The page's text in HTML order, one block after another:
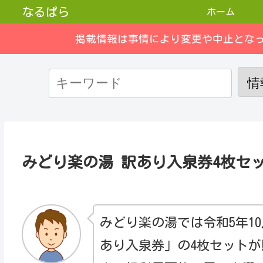
なるぱら ホーム
掲載情報は事情により変更や中止とな
みどり楽の湯 訳あり入泉券4枚セ
みどり楽の湯では令和5年
あり入泉券」の4枚セット